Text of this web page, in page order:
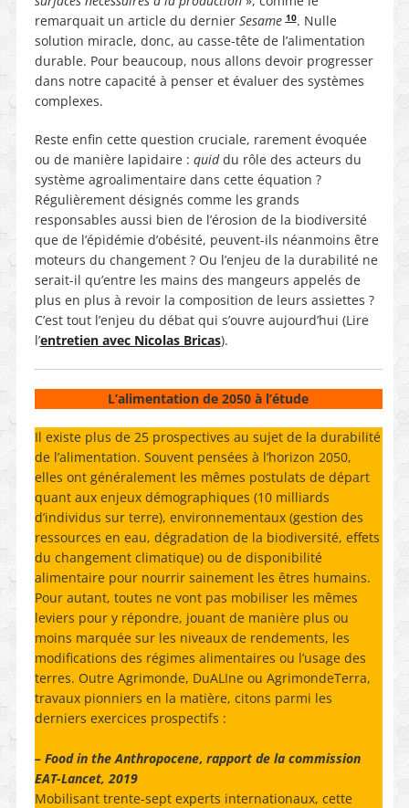
remarquait un article du dernier Sesame10. Nulle
solution miracle, donc, au casse-tête de l’alimentation
durable. Pour beaucoup, nous allons devoir progresser
dans notre capacité à penser et évaluer des systèmes
complexes.
Reste enfin cette question cruciale, rarement évoquée
ou de manière lapidaire : quiddu rôle des acteurs du
système agroalimentaire dans cette équation ?
Régulièrement désignés comme les grands
responsables aussi bien de l’érosion de la biodiversité
que de l’épidémie d’obésité, peuvent-ils néanmoins être
moteurs du changement ? Ou l’enjeu de la durabilité ne
serait-il qu’entre les mains des mangeurs appelés de
plus en plus à revoir la composition de leurs assiettes ?
C’est tout l’enjeu du débat qui s’ouvre aujourd’hui (Lire
l’entretien avec Nicolas Bricas).
L’alimentation de 2050 à l’étude
Il existe plus de 25 prospectives au sujet de la durabilité
de l’alimentation. Souvent pensées à l’horizon 2050,
elles ont généralement les mêmes postulats de départ
quant aux enjeux démographiques (10 milliards
d’individus sur terre), environnementaux (gestion des
ressources en eau, dégradation de la biodiversité, effets
du changement climatique) ou de disponibilité
alimentaire pour nourrir sainement les êtres humains.
Pour autant, toutes ne vont pas mobiliser les mêmes
leviers pour y répondre, jouant de manière plus ou
moins marquée sur les niveaux de rendements, les
modifications des régimes alimentaires ou l’usage des
terres. Outre Agrimonde, DuALIne ou AgrimondeTerra,
travaux pionniers en la matière, citons parmi les
derniers exercices prospectifs :
– Food in the Anthropocene, rapport de la commission
EAT-Lancet, 2019
Mobilisant trente-sept experts internationaux, cette